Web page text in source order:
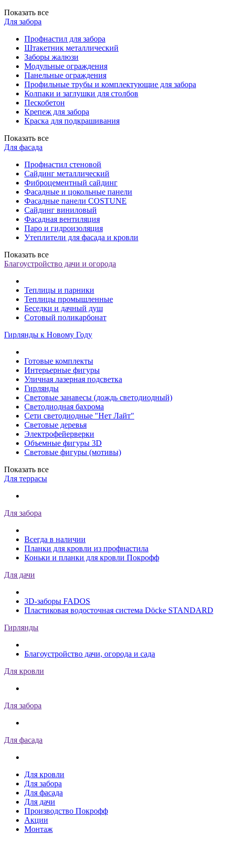
Показать все
Для забора
Профнастил для забора
Штакетник металлический
Заборы жалюзи
Модульные ограждения
Панельные ограждения
Профильные трубы и комплектующие для забора
Колпаки и заглушки для столбов
Пескобетон
Крепеж для забора
Краска для подкрашивания
Показать все
Для фасада
Профнастил стеновой
Сайдинг металлический
Фиброцементный сайдинг
Фасадные и цокольные панели
Фасадные панели COSTUNE
Сайдинг виниловый
Фасадная вентиляция
Паро и гидроизоляция
Утеплители для фасада и кровли
Показать все
Благоустройство дачи и огорода
Теплицы и парники
Теплицы промышленные
Беседки и дачный душ
Сотовый поликарбонат
Гирлянды к Новому Году
Готовые комплекты
Интерьерные фигуры
Уличная лазерная подсветка
Гирлянды
Световые занавесы (дождь светодиодный)
Светодиодная бахрома
Сети светодиодные "Нет Лайт"
Световые деревья
Электрофейерверки
Объемные фигуры 3D
Световые фигуры (мотивы)
Показать все
Для террасы
Для забора
Всегда в наличии
Планки для кровли из профнастила
Коньки и планки для кровли Покрофф
Для дачи
3D-заборы FADOS
Пластиковая водосточная система Döcke STANDARD
Гирлянды
Благоустройство дачи, огорода и сада
Для кровли
Для забора
Для фасада
Для кровли
Для забора
Для фасада
Для дачи
Производство Покрофф
Акции
Монтаж